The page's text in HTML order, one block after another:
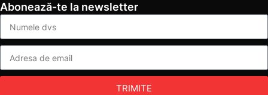
Abonează-te la newsletter
TRIMITE